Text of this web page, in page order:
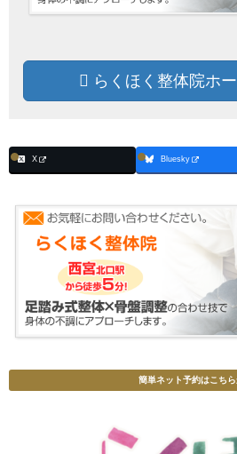
らくほく整体院ホ
X Bluesky
簡単ネット予約はこち